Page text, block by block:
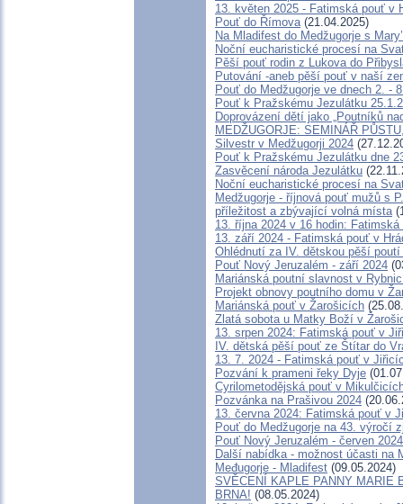
13. květen 2025 - Fatimská pouť v
Pouť do Římova(21.04.2025)
Na Mladifest do Medžugorje s
Noční eucharistické procesí na
Pěší pouť rodin z Lukova do
Putování -aneb pěší pouť v naší
Pouť do Medžugorje ve dnech 2. -
Pouť k Pražskému Jezulátku
Doprovázení dětí jako „Poutníků
MEDŽUGORJE: SEMINÁŘ
Silvestr v Medžugorji 2024
Pouť k Pražskému Jezulátku dne
Zasvěcení národa Jezulátku
Noční eucharistické procesí na
Medžugorje - říjnová pouť mužů s
příležitost a zbývající volná místa
13. října 2024 v 16 hodin:
13. září 2024 - Fatimská pouť v
Ohlédnutí za IV. dětskou pěší poutí
Pouť Nový Jeruzalém - září 2024
Mariánská poutní slavnost v
Projekt obnovy poutního domu v
Mariánská pouť v Žarošicích
Zlatá sobota u Matky Boží v
13. srpen 2024: Fatimská pouť v
IV. dětská pěší pouť ze Štítar do
13. 7. 2024 - Fatimská pouť v
Pozvání k prameni řeky Dyje
Cyrilometodějská pouť v
Pozvánka na Prašivou 2024
13. června 2024: Fatimská pouť v
Pouť do Medžugorje na 43. výročí
Pouť Nový Jeruzalém - červen 2024
Další nabídka - možnost účasti na
Međugorje - Mladifest (09.05.2024)
SVĚCENÍ KAPLE PANNY MARIE
BRNA! (08.05.2024)